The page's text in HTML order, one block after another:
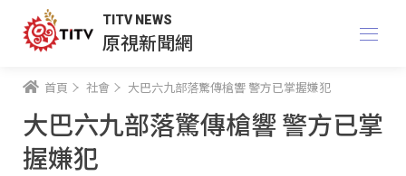
TITV NEWS
原視新聞網
首頁 社會 大巴六九部落驚傳槍響 警方已掌握嫌犯
大巴六九部落驚傳槍響 警方已掌
握嫌犯